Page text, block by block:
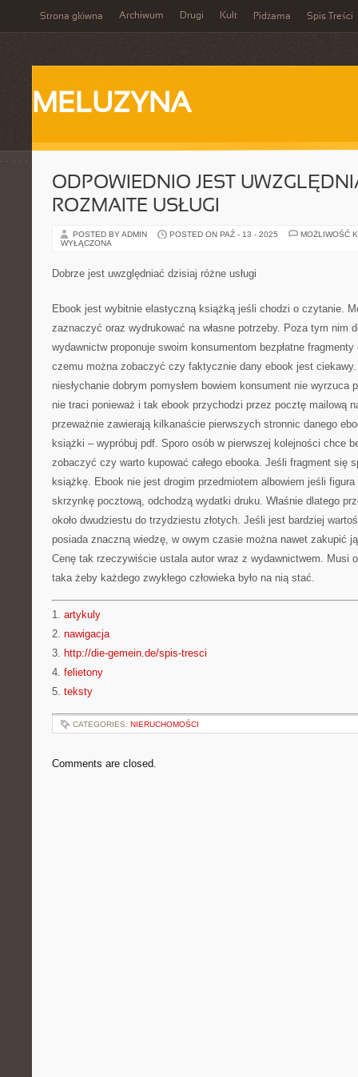
Strona główna Archiwum Drugi Kult Pidżama Spis Treści
MELUZYNA
ODPOWIEDNIO JEST
ROZMAITE USŁUGI
POSTED BY ADMIN POSTED ON PAŹ - 13 - 2025
MOŻLIWOŚĆ
WYŁĄCZONA
Dobrze jest uwzględniać dzisiaj różne usługi
Ebook jest wybitnie elastyczną książką jeśli chodzi o czytanie.
zaznaczyć oraz wydrukować na własne potrzeby. Poza tym nim
wydawnictw proponuje swoim konsumentom bezpłatne fragmenty
czemu można zobaczyć czy faktycznie dany ebook jest
niesłychanie dobrym pomysłem bowiem konsument nie wyrzuca
nie traci ponieważ i tak ebook przychodzi przez pocztę mailową
przeważnie zawierają kilkanaście pierwszych stronnic danego
książki – wypróbuj pdf. Sporo osób w pierwszej kolejności chce
zobaczyć czy warto kupować całego ebooka. Jeśli fragment się
książkę. Ebook nie jest drogim przedmiotem albowiem jeśli
skrzynkę pocztową, odchodzą wydatki druku. Właśnie dlatego
około dwudziestu do trzydziestu złotych. Jeśli jest bardziej
posiada znaczną wiedzę, w owym czasie można nawet zakupić
Cenę tak rzeczywiście ustala autor wraz z wydawnictwem. Musi
taka żeby każdego zwykłego człowieka było na nią stać.
1. artykuly
2. nawigacja
3. http://die-gemein.de/spis-tresci
4. felietony
5. teksty
CATEGORIES: NIERUCHOMOŚCI
Comments are closed.